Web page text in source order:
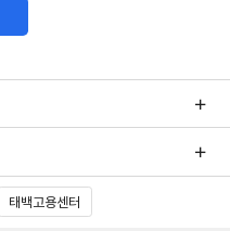
태백고용센터